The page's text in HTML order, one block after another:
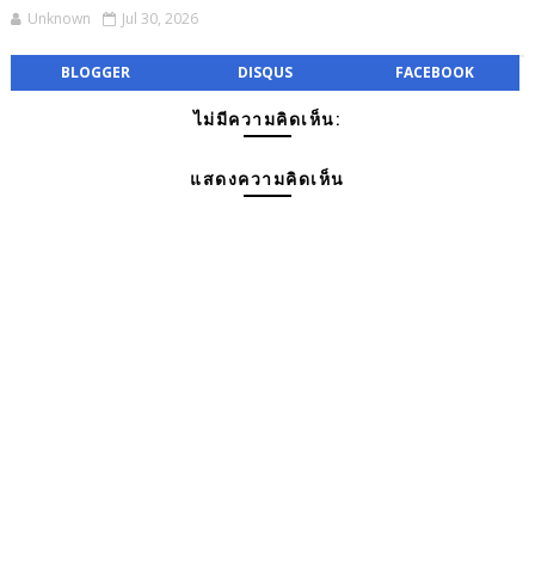
Unknown Jul 30, 2026
BLOGGER DISQUS FACEBOOK
ไม่มีความคิดเห็น:
แสดงความคิดเห็น